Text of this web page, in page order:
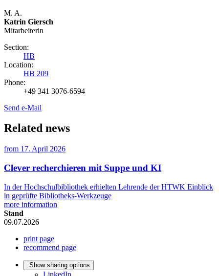
M. A.
Katrin Giersch
Mitarbeiterin
Section:
HB
Location:
HB 209
Phone:
+49 341 3076-6594
Send e-Mail
Related news
from 17. April 2026
Clever recherchieren mit Suppe und KI
In der Hochschulbibliothek erhielten Lehrende der HTWK Einblick
in geprüfte Bibliotheks-Werkzeuge
more information
Stand
09.07.2026
print page
recommend page
Show sharing options
LinkedIn